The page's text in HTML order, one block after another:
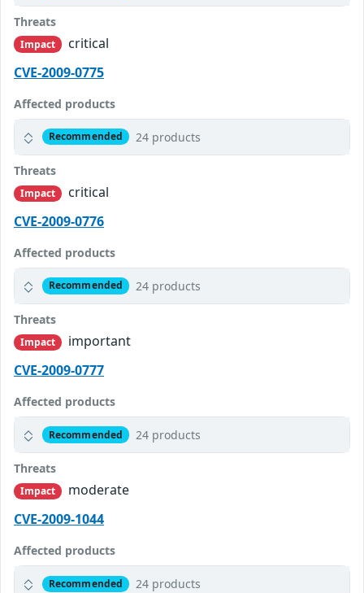
Threats
Impact
critical
CVE-2009-0775
Affected products
Recommended 24 products
Threats
Impact
critical
CVE-2009-0776
Affected products
Recommended 24 products
Threats
Impact
important
CVE-2009-0777
Affected products
Recommended 24 products
Threats
Impact
moderate
CVE-2009-1044
Affected products
Recommended 24 products